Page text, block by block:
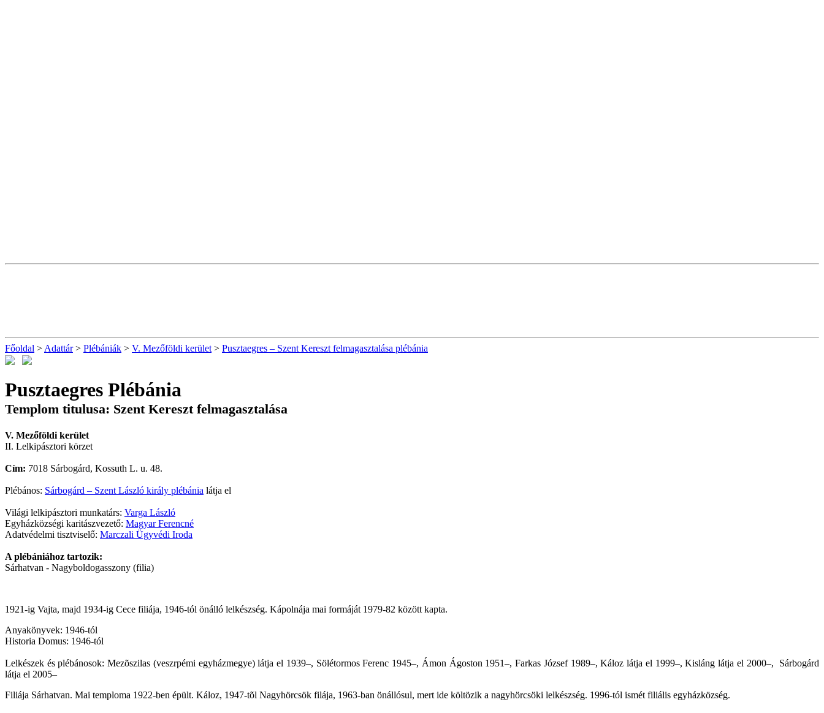
Főoldal > Adattár> Plébániák > V. Mezőföldi kerület > Pusztaegres – Szent Kereszt felmagasztalása plébánia
Pusztaegres Plébánia
Templom titulusa: Szent Kereszt felmagasztalása
V. Mezőföldi kerület
II. Lelkipásztori körzet
Cím: 7018 Sárbogárd, Kossuth L. u. 48.
Plébános: Sárbogárd – Szent László király plébánia látja el
Világi lelkipásztori munkatárs: Varga László
Egyházközségi karitászvezető: Magyar Ferencné
Adatvédelmi tisztviselő: Marczali Ügyvédi Iroda
A plébániához tartozik:
Sárhatvan - Nagyboldogasszony (filia)
1921-ig Vajta, majd 1934-ig Cece filiája, 1946-tól önálló lelkészség. Kápolnája mai formáját 1979-82 között kapta.
Anyakönyvek: 1946-tól
Historia Domus: 1946-tól
Lelkészek és plébánosok: Mezõszilas (veszrpémi egyházmegye) látja el 1939–, Sölétormos Ferenc 1945–, Ámon Ágoston 1951–, Farkas József 1989–, Káloz látja el 1999–, Kisláng látja el 2000–, Sárbogárd
látja el 2005–
Filiája Sárhatvan. Mai temploma 1922-ben épült. Káloz, 1947-tõl Nagyhörcsök filája, 1963-ban önállósul, mert ide költözik a nagyhörcsöki lelkészség. 1996-tól ismét filiális egyházközség.